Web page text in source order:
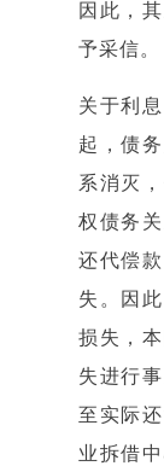
因此，
予采信。
关于利息
起，债
系消灭
权债务
还代偿
失。因
损失，
失进行
至实际
业拆借